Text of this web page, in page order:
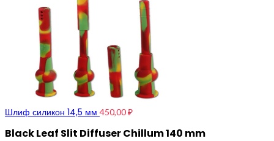
Шлиф силикон 14,5 мм 450,00₽
Black Leaf Slit Diffuser Chillum 140 mm